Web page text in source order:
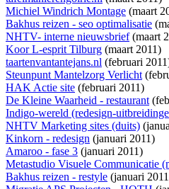
Michiel Windrich Montage (maart
Bakhus reizen - seo optimalisatie
NHTV- interne nieuwsbrief(maart
Koor L-esprit Tilburg (maart 2011)
taartenvantantejans.nl (februari
Steunpunt Mantelzorg Verlicht
HAK Actie site (februari 2011)
De Kleine Waarheid - restaurant
Indigo-wereld (redesign-
NHTV Marketing sites (duits)
Kinkorn - redesign (januari 2011)
Amaroo - fase 3 (januari 2011)
Metastudio Visuele Communicatie
Bakhus reizen - restyle (januari